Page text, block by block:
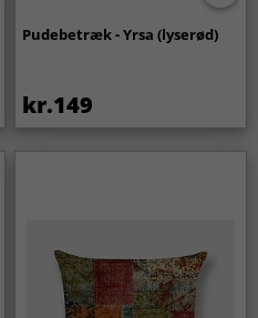
Pudebetræk - Yrsa (lyserød)
kr.149